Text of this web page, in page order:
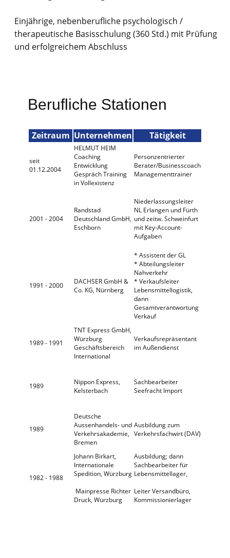
Einjährige, nebenberufliche psychologisch /
therapeutische Basisschulung (360 Std.) mit Prüfung
und erfolgreichem Abschluss
Berufliche Stationen
Zeitraum Unternehmen Tätigkeit
seit
01.12.2004
HELMUT HEIM
Coaching
Entwicklung
Gespräch Training
in Vollexistenz
Personzentrierter
Berater/Businesscoach
Managementtrainer
2001 - 2004
Randstad
Deutschland GmbH,
Eschborn
Niederlassungsleiter
NL Erlangen und Fürth
und zeitw. Schweinfurt
mit Key-Account-
Aufgaben
1991 - 2000
DACHSER GmbH &
Co. KG, Nürnberg
* Assistent der GL
* Abteilungsleiter
Nahverkehr
* Verkaufsleiter
Lebensmittellogistik,
dann
Gesamtverantwortung
Verkauf
1989 - 1991
TNT Express GmbH,
Würzburg
Geschäftsbereich
International
Verkaufsrepräsentant
im Außendienst
1989
Nippon Express,
Kelsterbach
Sachbearbeiter
Seefracht Import
1989
Deutsche
Aussenhandels- und
Verkehrsakademie,
Bremen
Ausbildung zum
Verkehrsfachwirt (DAV)
1982 - 1988
Johann Birkart,
Internationale
Spedition, Würzburg
Mainpresse Richter
Druck, Würzburg
Ausbildung; dann
Sachbearbeiter für
Lebensmittellager,
Leiter Versandbüro,
Kommissionierlager